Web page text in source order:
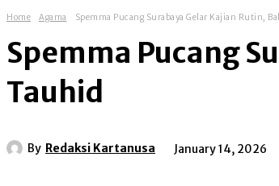
Home Agama Spemma Pucang Surabaya Gelar Kajian Rutin,
Spemma Pucang
Tauhid
By Redaksi Kartanusa January 14, 2026